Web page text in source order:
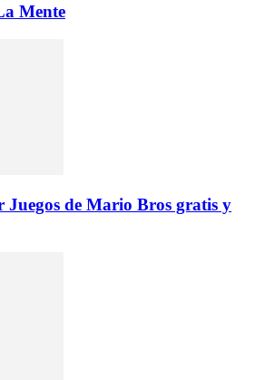
Mente
Juegos de Mario Bros gratis y